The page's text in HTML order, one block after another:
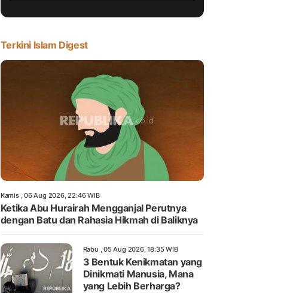
Terkini Islam Digest
Kamis , 06 Aug 2026, 22:46 WIB
Ketika Abu Hurairah Mengganjal Perutnya
dengan Batu dan Rahasia Hikmah di Baliknya
Rabu , 05 Aug 2026, 18:35 WIB
3 Bentuk Kenikmatan yang
Dinikmati Manusia, Mana
yang Lebih Berharga?